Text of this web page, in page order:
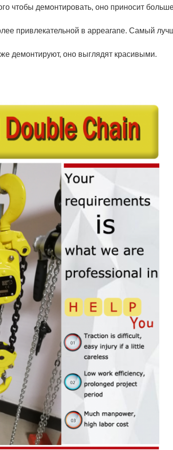
чтобы демонтировать, оно приносит
привлекательной в appearane. Самый
демонтируют, оно выглядят красивыми.